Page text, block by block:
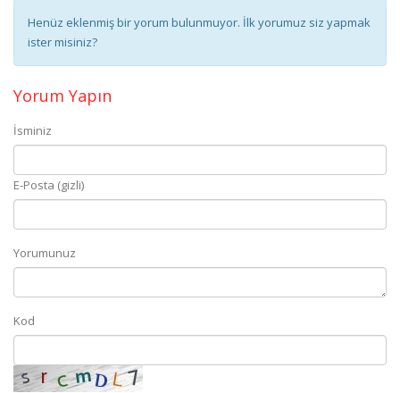
Henüz eklenmiş bir yorum bulunmuyor. İlk yorumuz siz yapmak
ister misiniz?
Yorum Yapın
İsminiz
E-Posta (gizli)
Yorumunuz
Kod